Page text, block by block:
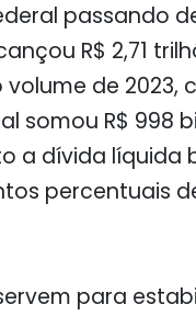
passando de
R$ 2,71
de 2023,
somou R$ 998
a dívida líquida
percentuais
para